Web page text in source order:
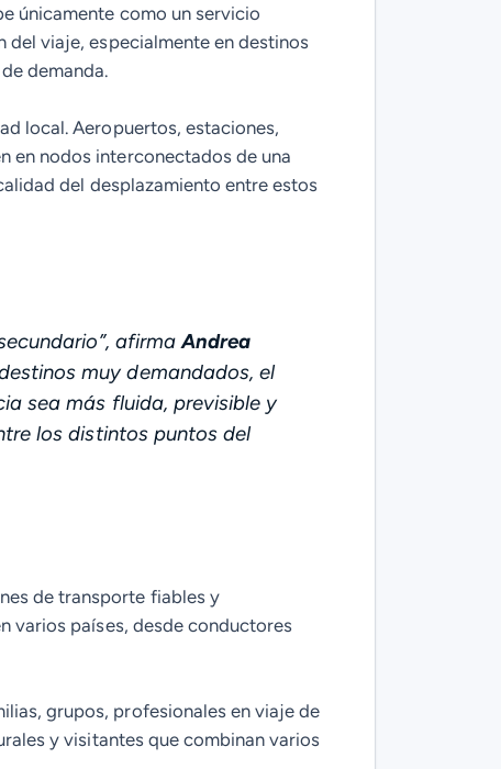
únicamente como un servicio
del viaje, especialmente en destinos
demanda.
local. Aeropuertos, estaciones,
en nodos interconectados de una
del desplazamiento entre estos
”, afirmaAndrea
muy demandados, el
sea más fluida, previsible y
los distintos puntos del
de transporte fiables y
varios países, desde conductores
grupos, profesionales en viaje de
y visitantes que combinan varios